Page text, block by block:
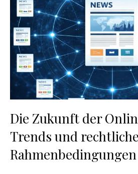
Die Zukunft der
Trends und rechtliche
Rahmenbedingungen